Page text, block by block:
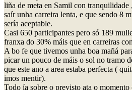
liña de meta en Samil con tranquilidade
saír unha carreira lenta, e que sendo 8
sería aceptable.
Casi 650 participantes pero só 189
franxa do 30% máis que en carreiras
A bo fe que tivemos unha boa mañá
picar un pouco de máis o sol no tramo
que este ano a area estaba perfecta (
imos mentir).
Todo ía sobre o previsto ata o